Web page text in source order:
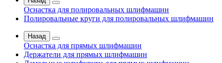
Оснастка для полировальных шлифмашин
Полировальные круги для полировальных шлифмашин
Назад
Оснастка для прямых шлифмашин
Держатели для прямых шлифмашин